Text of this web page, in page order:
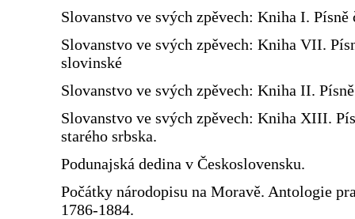
Slovanstvo ve svých zpěvech: Kniha I. Písně
Slovanstvo ve svých zpěvech: Kniha VII.
slovinské
Slovanstvo ve svých zpěvech: Kniha II.
Slovanstvo ve svých zpěvech: Kniha XIII.
starého srbska.
Podunajská dedina v Československu.
Počátky národopisu na Moravě. Antologie
1786-1884.